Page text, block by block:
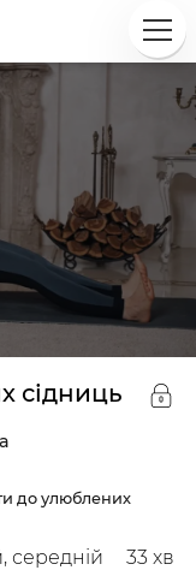
сідниць
до улюблених
середній 33 хв